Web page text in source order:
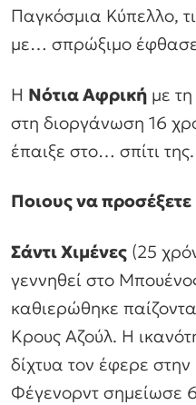
Παγκόσμια Κύπελλο,
με… σπρώξιμο έφθασε
Η Νότια Αφρική με
στη διοργάνωση 16
έπαιξε στο… σπίτι της.
Ποιους να προσέξετε
Σάντι Χιμένες (25
γεννηθεί στο
καθιερώθηκε
Κρους Αζούλ. Η
δίχτυα τον έφερε
Φέγενορντ σημείωσε